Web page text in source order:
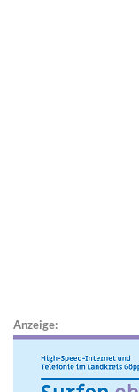
Anzeige: